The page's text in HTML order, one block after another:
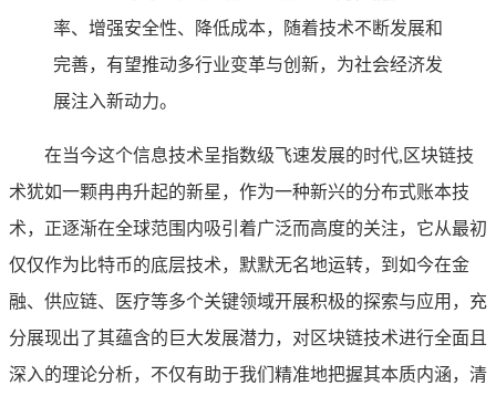
率、增强安全性、降低成本，随着技术不断发展和
完善，有望推动多行业变革与创新，为社会经济发
展注入新动力。
在当今这个信息技术呈指数级飞速发展的时代,区块链技
术犹如一颗冉冉升起的新星，作为一种新兴的分布式账本技
术，正逐渐在全球范围内吸引着广泛而高度的关注，它从最初
仅仅作为比特币的底层技术，默默无名地运转，到如今在金
融、供应链、医疗等多个关键领域开展积极的探索与应用，充
分展现出了其蕴含的巨大发展潜力，对区块链技术进行全面且
深入的理论分析，不仅有助于我们精准地把握其本质内涵，清